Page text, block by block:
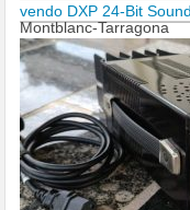
vendo DXP 24-Bit
Montblanc-Tarragona